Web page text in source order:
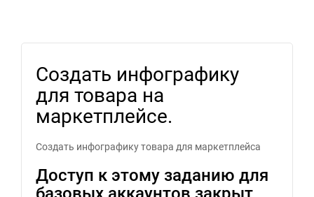
Создать инфографику
для товара на
маркетплейсе.
Создать инфографику товара для маркетплейса
Доступ к этому заданию для